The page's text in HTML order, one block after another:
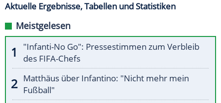
Aktuelle Ergebnisse, Tabellen und Statistiken
Meistgelesen
"Infanti-No Go": Pressestimmen zum Verbleib
des FIFA-Chefs
Matthäus über Infantino: "Nicht mehr mein
Fußball"